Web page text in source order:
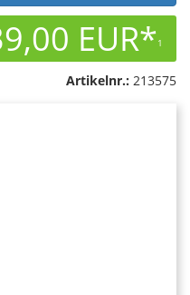
EUR*1
Artikelnr.: 213575